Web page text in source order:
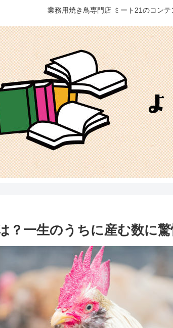
業務用焼き鳥専門店 ミート21のコンテ
一生のうちに産む数に驚